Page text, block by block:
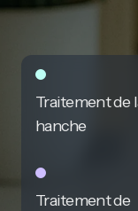
Traitement de
hanche
Traitement de